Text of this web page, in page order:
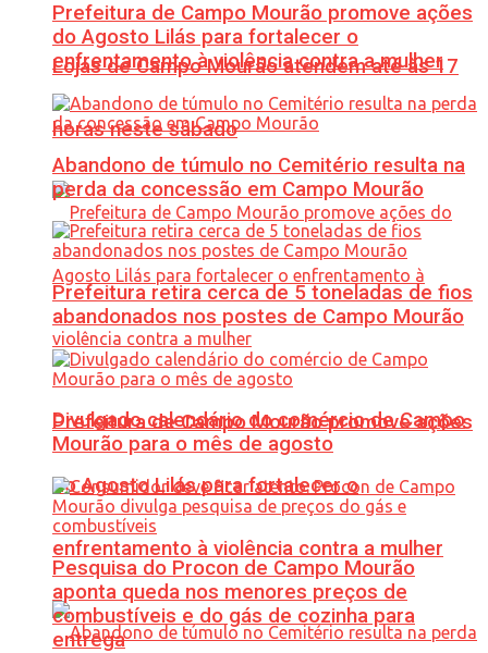
Lojas de Campo Mourão atendem até às 17
horas neste sábado
Prefeitura de Campo Mourão promove ações
do Agosto Lilás para fortalecer o
enfrentamento à violência contra a mulher
Prefeitura de Campo Mourão promove ações
do Agosto Lilás para fortalecer o
enfrentamento à violência contra a mulher
Abandono de túmulo no Cemitério resulta na
perda da concessão em Campo Mourão
Prefeitura retira cerca de 5 toneladas de fios
abandonados nos postes de Campo Mourão
Divulgado calendário do comércio de Campo
Mourão para o mês de agosto
Pesquisa do Procon de Campo Mourão
aponta queda nos menores preços de
combustíveis e do gás de cozinha para
entrega